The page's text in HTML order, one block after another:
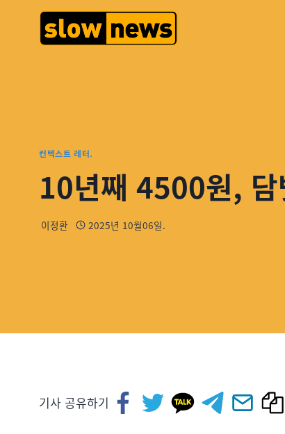
컨텍스트 레터.
10년째 4500원,
이정환 2025년 10월06일.
기사 공유하기